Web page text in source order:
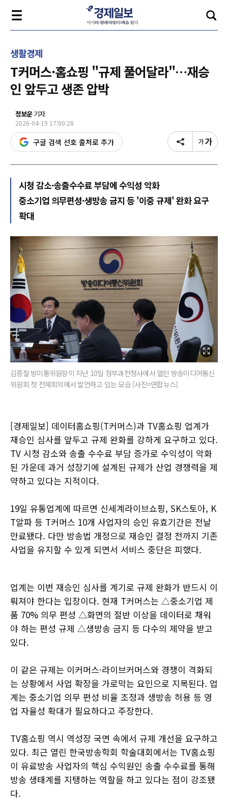
생활경제
T커머스·홈쇼핑 "규제 풀어달라"…재승
인 앞두고 생존 압박
정보운기자
2026-04-19 17:00:28
구글 검색 선호 출처로 추가
시청 감소·송출수수료 부담에 수익성 악화
중소기업 의무편성·생방송 금지 등 '이중 규제' 완화 요구
확대
김종철 방미통위원장이 지난 10일 정부과천청사에서 열린 방송미디어통신
위원회 첫 전체회의에서 발언하고 있는 모습 [사진=연합뉴스]
[경제일보] 데이터홈쇼핑(T커머스)과 TV홈쇼핑 업계가
재승인 심사를 앞두고 규제 완화를 강하게 요구하고 있다.
TV 시청 감소와 송출 수수료 부담 증가로 수익성이 악화
된 가운데 과거 성장기에 설계된 규제가 산업 경쟁력을 제
약하고 있다는 지적이다.
19일 유통업계에 따르면 신세계라이브쇼핑, SK스토아, K
T알파 등 T커머스 10개 사업자의 승인 유효기간은 전날
만료됐다. 다만 방송법 개정으로 재승인 결정 전까지 기존
사업을 유지할 수 있게 되면서 서비스 중단은 피했다.
업계는 이번 재승인 심사를 계기로 규제 완화가 반드시 이
뤄져야 한다는 입장이다. 현재 T커머스는 △중소기업 제
품 70% 의무 편성 △화면의 절반 이상을 데이터로 채워
야 하는 편성 규제 △생방송 금지 등 다수의 제약을 받고
있다.
이 같은 규제는 이커머스·라이브커머스와 경쟁이 격화되
는 상황에서 사업 확장을 가로막는 요인으로 지목된다. 업
계는 중소기업 의무 편성 비율 조정과 생방송 허용 등 영
업 자율성 확대가 필요하다고 주장한다.
TV홈쇼핑 역시 역성장 국면 속에서 규제 개선을 요구하고
있다. 최근 열린 한국방송학회 학술대회에서는 TV홈쇼핑
이 유료방송 사업자의 핵심 수익원인 송출 수수료를 통해
방송 생태계를 지탱하는 역할을 하고 있다는 점이 강조됐
다.